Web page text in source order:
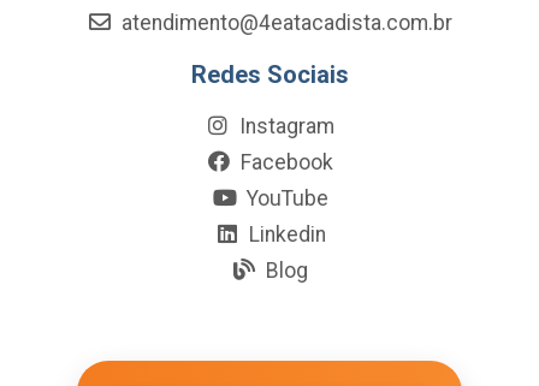
atendimento@4eatacadista.com.br
Redes Sociais
Instagram
Facebook
YouTube
Linkedin
Blog